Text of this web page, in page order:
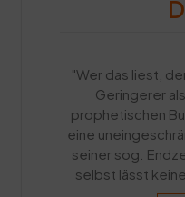
"Wer das liest,
Geringerer
prophetischen
eine
seiner sog.
selbst lässt